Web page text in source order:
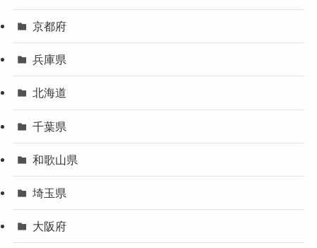
京都府
兵庫県
北海道
千葉県
和歌山県
埼玉県
大阪府